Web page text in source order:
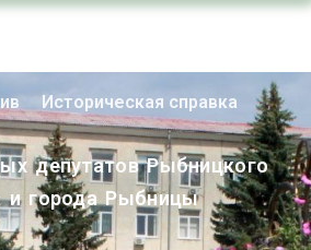
Историческая справка
депутатов Рыбницкого
и города Рыбницы